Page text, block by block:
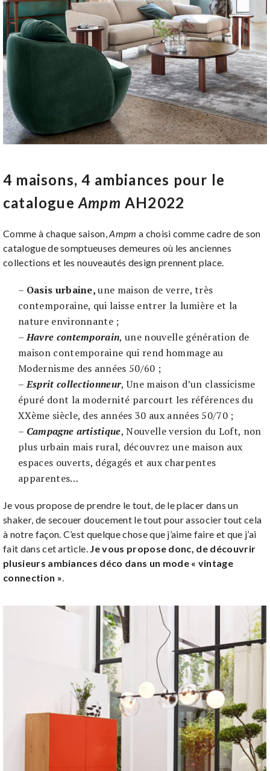
4 maisons, 4 ambiances pour le
catalogueAmpm AH2022
Comme à chaque saison,Ampm a choisi comme cadre de son
catalogue de somptueuses demeures où les anciennes
collections et les nouveautés design prennent place.
– Oasis urbaine,une maison de verre, très
contemporaine, qui laisse entrer la lumière et la
nature environnante ;
–Havre contemporain, une nouvelle génération de
maison contemporaine qui rend hommage au
Modernisme des années 50/60 ;
–Esprit collectionneur, Une maison d’un classicisme
épuré dont la modernité parcourt les références du
XXème siècle, des années 30 aux années 50/70 ;
– Campagne artistique, Nouvelle version du Loft, non
plus urbain mais rural, découvrez une maison aux
espaces ouverts, dégagés et aux charpentes
apparentes…
Je vous propose de prendre le tout, de le placer dans un
shaker, de secouer doucement le tout pour associer tout cela
à notre façon. C’est quelque chose que j’aime faire et que j’ai
fait dans cet article. Je vous propose donc, de découvrir
plusieurs ambiances déco dans un mode « vintage
connection ».